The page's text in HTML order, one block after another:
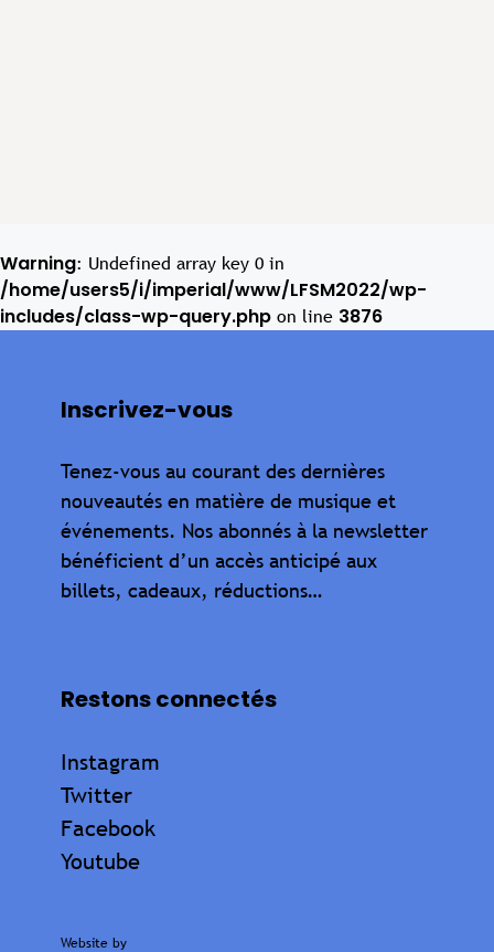
Warning: Undefined array key 0 in
/home/users5/i/imperial/www/LFSM2022/wp-
includes/class-wp-query.php on line 3876
Inscrivez-vous
Tenez-vous au courant des dernières
nouveautés en matière de musique et
événements. Nos abonnés à la newsletter
bénéficient d’un accès anticipé aux
billets, cadeaux, réductions…
Restons connectés
Instagram
Twitter
Facebook
Youtube
Website by